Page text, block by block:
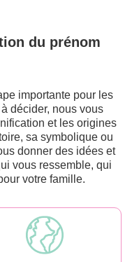
du prénom
importante pour les
décider, nous vous
et les origines
sa symbolique ou
donner des idées et
vous ressemble, qui
votre famille.